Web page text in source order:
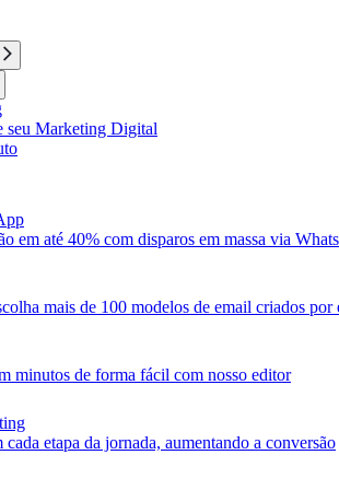
seu Marketing Digital
em até 40% com disparos em massa via
mais de 100 modelos de email criados por
minutos de forma fácil com nosso editor
cada etapa da jornada, aumentando a conversão